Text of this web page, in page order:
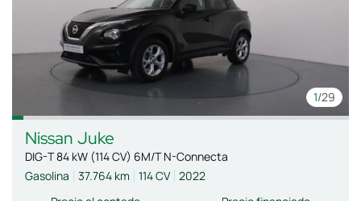
1/29
Nissan Juke
DIG-T 84 kW (114 CV) 6M/T N-Connecta
Gasolina
37.764 km 114 CV 2022